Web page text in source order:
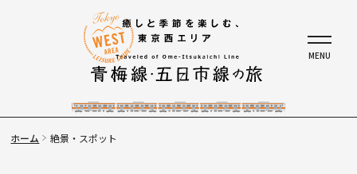
ホーム 絶景・スポット